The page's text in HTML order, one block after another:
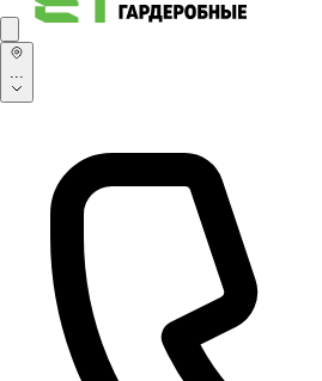
...